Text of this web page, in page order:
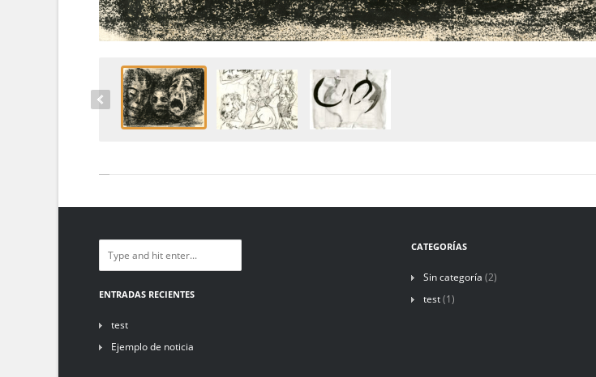
ENTRADAS RECIENTES
test
Ejemplo de noticia
CATEGORÍAS
Sin categoría (2)
test(1)